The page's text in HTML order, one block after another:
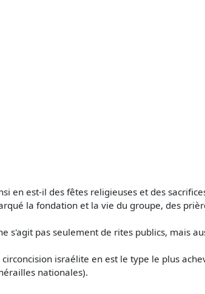
en est-il des fêtes religieuses et des
la fondation et la vie du groupe, des
s'agit pas seulement de rites publics, mais
circoncision israélite en est le type le plus
nationales).